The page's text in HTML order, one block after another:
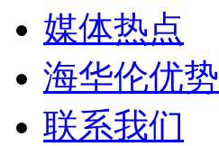
媒体热点
海华伦优势
联系我们